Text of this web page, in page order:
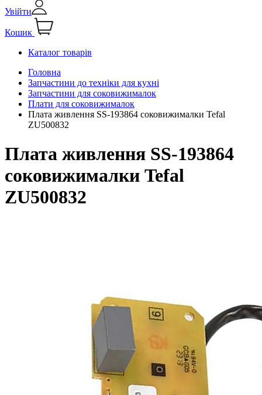
Увійти
Кошик
Каталог товарів
Головна
Запчастини до техніки для кухні
Запчастини для соковижималок
Плати для соковижималок
Плата живлення SS-193864 соковижималки Tefal
ZU500832
Плата живлення SS-193864
соковижималки Tefal
ZU500832